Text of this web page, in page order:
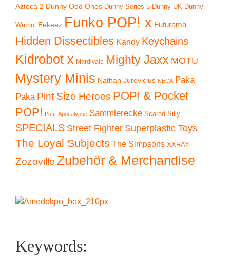
Azteca 2 Dunny Odd Ones Dunny Series 5 Dunny UK Dunny
Warhol Eekeez Funko POP! x Futurama
Hidden Dissectibles Kandy Keychains
Kidrobot x Mardivale Mighty Jaxx MOTU
Mystery Minis Nathan Jurevicius NECA Paka
Paka Pint Size Heroes POP! & Pocket
POP! Post-Apocalypse Sammlerecke Scared Silly
SPECIALS Street Fighter Superplastic Toys
The Loyal Subjects The Simpsons XXRAY
Zozoville Zubehör & Merchandise
Keywords: